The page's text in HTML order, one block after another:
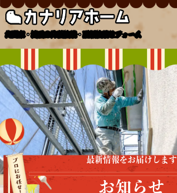
北関東・埼玉の外壁塗装・屋根塗装リフォーム
最新情報をお届けします
お知らせ